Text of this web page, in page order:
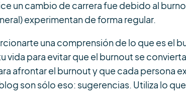
un cambio de carrera fue debido al
experimentan de forma regular.
una comprensión de lo que es el
para evitar que el burnout se
afrontar el burnout y que cada persona
son sólo eso: sugerencias. Utiliza lo